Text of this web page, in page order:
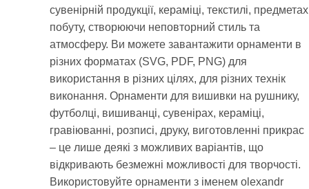
сувенірній продукції, кераміці, текстилі, предметах
побуту, створюючи неповторний стиль та
атмосферу. Ви можете завантажити орнаменти в
різних форматах (SVG, PDF, PNG) для
використання в різних цілях, для різних технік
виконання. Орнаменти для вишивки на рушнику,
футболці, вишиванці, сувенірах, кераміці,
гравіюванні, розписі, друку, виготовленні прикрас
– це лише деякі з можливих варіантів, що
відкривають безмежні можливості для творчості.
Використовуйте орнаменти з іменем olexandr